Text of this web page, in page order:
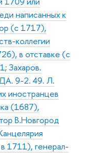
написанных к
(с 1717),
коллегии
в отставке (с
Захаров.
9-2. 49. Л.
иностранцев
(1687),
В.Новгород
1711), генерал-